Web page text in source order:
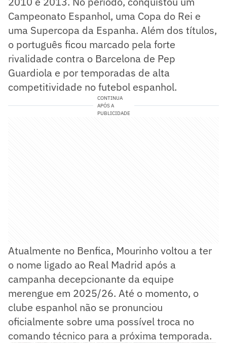
Campeonato Espanhol, uma Copa do Rei e
uma Supercopa da Espanha. Além dos títulos,
o português ficou marcado pela forte
rivalidade contra o Barcelona de Pep
Guardiola e por temporadas de alta
competitividade no futebol espanhol.
CONTINUA
APÓS A
PUBLICIDADE
Atualmente no Benfica, Mourinho voltou a ter
o nome ligado ao Real Madrid após a
campanha decepcionante da equipe
merengue em 2025/26. Até o momento, o
clube espanhol não se pronunciou
oficialmente sobre uma possível troca no
comando técnico para a próxima temporada.